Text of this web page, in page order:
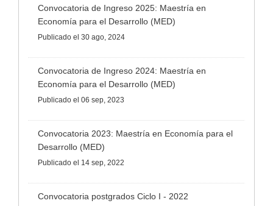
Convocatoria de Ingreso 2025: Maestría en
Economía para el Desarrollo (MED)
Publicado el 30 ago, 2024
Convocatoria de Ingreso 2024: Maestría en
Economía para el Desarrollo (MED)
Publicado el 06 sep, 2023
Convocatoria 2023: Maestría en Economía para el
Desarrollo (MED)
Publicado el 14 sep, 2022
Convocatoria postgrados Ciclo I - 2022